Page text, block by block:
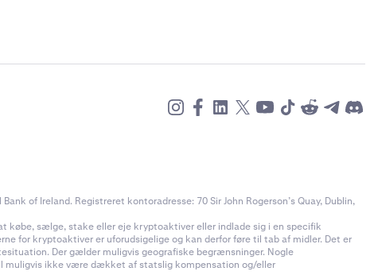
of Ireland. Registreret kontoradresse: 70 Sir John Rogerson’s Quay, Dublin,
købe, sælge, stake eller eje kryptoaktiver eller indlade sig i en specifik
for kryptoaktiver er uforudsigelige og kan derfor føre til tab af midler. Det er
Der gælder muligvis geografiske begrænsninger. Nogle
muligvis ikke være dækket af statslig kompensation og/eller